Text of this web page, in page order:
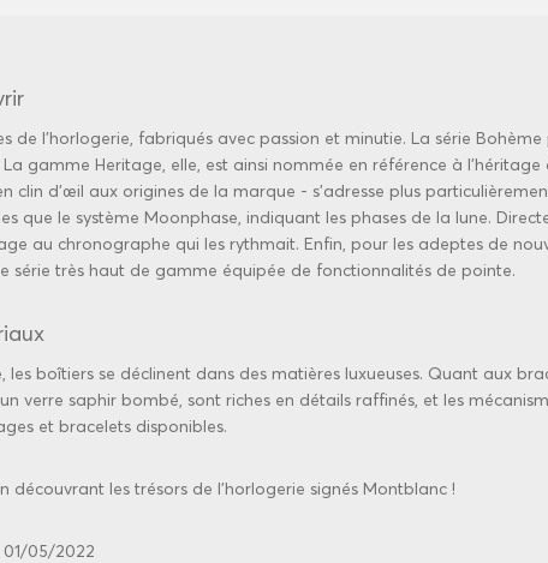
de l'horlogerie, fabriqués avec passion et minutie. La série
gamme Heritage, elle, est ainsi nommée en référence à l'héritage
clin d’œil aux origines de la marque - s'adresse plus
que le système Moonphase, indiquant les phases de la lune.
au chronographe qui les rythmait. Enfin, pour les adeptes de
série très haut de gamme équipée de fonctionnalités de pointe.
boîtiers se déclinent dans des matières luxueuses. Quant aux
verre saphir bombé, sont riches en détails raffinés, et les
et bracelets disponibles.
découvrant les trésors de l'horlogerie signés Montblanc !
05/2022